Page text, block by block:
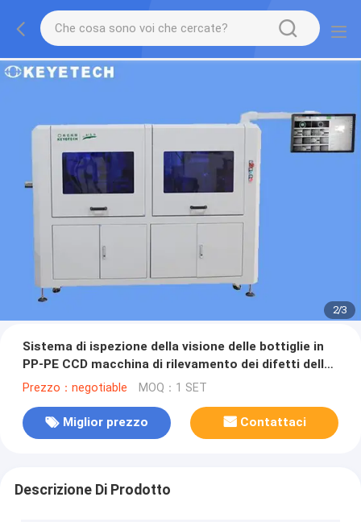
2/3
Sistema di ispezione della visione delle bottiglie in
PP-PE CCD macchina di rilevamento dei difetti della
fotocamera
Prezzo：negotiable MOQ：1 SET
Miglior prezzo Contattaci
Descrizione Di Prodotto